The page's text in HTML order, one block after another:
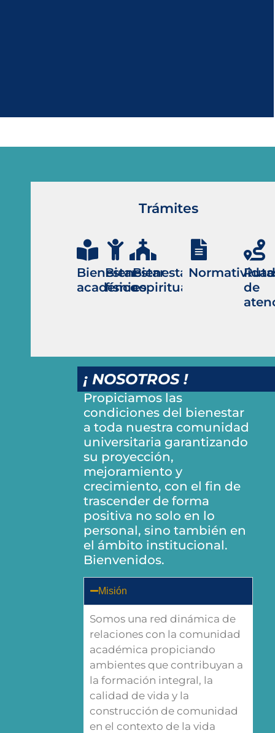
Trámites
Bienestar
académico
Bienestar
físico
Bienestar
espiritual
Normatividad
de
¡ NOSOTROS !
Propiciamos las
condiciones del bienestar
a toda nuestra comunidad
universitaria garantizando
su proyección,
mejoramiento y
crecimiento, con el fin de
trascender de forma
positiva no solo en lo
personal, sino también en
el ámbito institucional.
Bienvenidos.
Misión
Somos una red dinámica de
relaciones con la comunidad
académica propiciando
ambientes que contribuyan a
la formación integral, la
calidad de vida y la
construcción de comunidad
en el contexto de la vida